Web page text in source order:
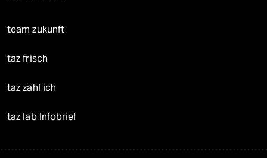
team zukunft
taz frisch
taz zahl ich
taz lab Infobrief